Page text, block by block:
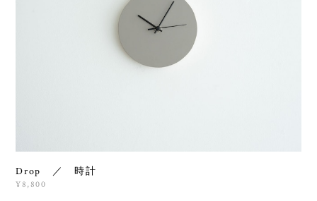
Drop ／ 時計
¥8,800